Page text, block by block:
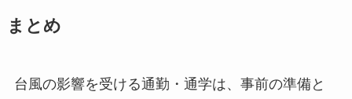
まとめ
台風の影響を受ける通勤・通学は、事前の準備と